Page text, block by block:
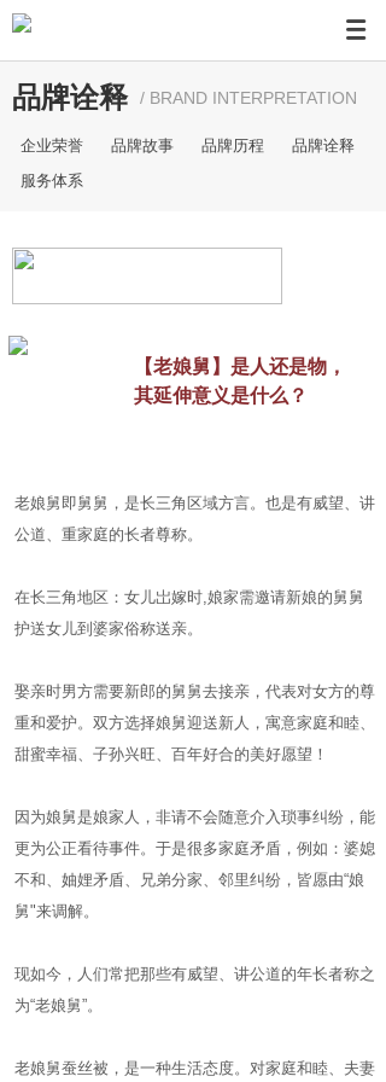
品牌诠释 / BRAND INTERPRETATION
企业荣誉 品牌故事 品牌历程
品牌诠释
服务体系
【老娘舅】是人还是物，
其延伸意义是什么？
老娘舅即舅舅，是长三角区域方言。也是有威望、讲
公道、重家庭的长者尊称。
在长三角地区：女儿岀嫁时,娘家需邀请新娘的舅舅
护送女儿到婆家俗称送亲。
娶亲时男方需要新郎的舅舅去接亲，代表对女方的尊
重和爱护。双方选择娘舅迎送新人，寓意家庭和睦、
甜蜜幸福、子孙兴旺、百年好合的美好愿望！
因为娘舅是娘家人，非请不会随意介入琐事纠纷，能
更为公正看待事件。于是很多家庭矛盾，例如：婆媳
不和、妯娌矛盾、兄弟分家、邻里纠纷，皆愿由“娘
舅"来调解。
现如今，人们常把那些有威望、讲公道的年长者称之
为“老娘舅”。
老娘舅蚕丝被，是一种生活态度。对家庭和睦、夫妻